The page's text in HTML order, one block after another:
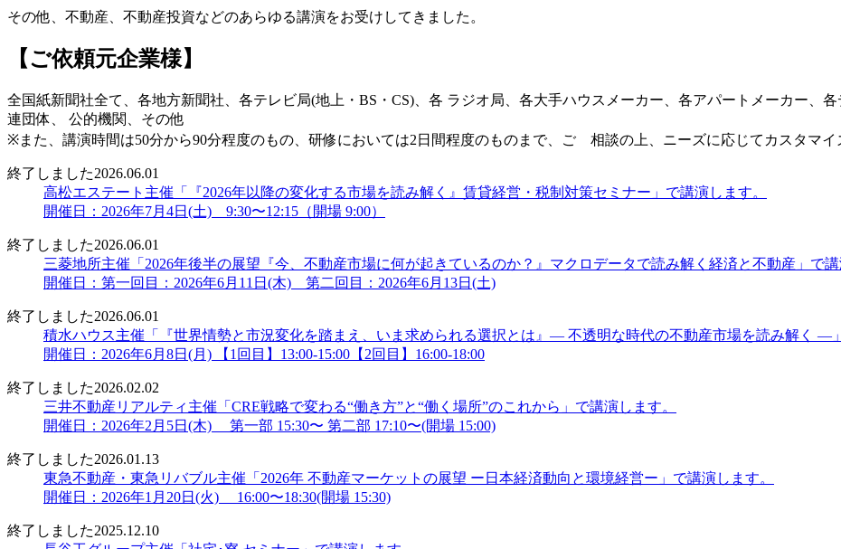
その他、不動産、不動産投資などのあらゆる講演をお受けしてきました。
【ご依頼元企業様】
全国紙新聞社全て、各地方新聞社、各テレビ局(地上・BS・CS)、各 ラジオ局、各大手ハウスメーカー、各アパートメーカー、
連団体、 公的機関、その他
※また、講演時間は50分から90分程度のもの、研修においては2日間程度のものまで、ご゙相談の上、ニーズに応じてカスタマイ
終了しました2026.06.01
高松エステート主催「『2026年以降の変化する市場を読み解く』賃貸経営・税制対策セミナー」で講演します。
開催日：2026年7月4日(土) 9:30〜12:15（開場 9:00）
終了しました2026.06.01
三菱地所主催「2026年後半の展望『今、不動産市場に何が起きているのか？』マクロデータで読み解く経済と不動産」で講
開催日：第一回目：2026年6月11日(木) 第二回目：2026年6月13日(土)
終了しました2026.06.01
積水ハウス主催「『世界情勢と市況変化を踏まえ、いま求められる選択とは』― 不透明な時代の不動産市場を読み解く ―
開催日：2026年6月8日(月) 【1回目】13:00-15:00【2回目】16:00-18:00
終了しました2026.02.02
三井不動産リアルティ主催「CRE戦略で変わる“働き方”と“働く場所”のこれから」で講演します。
開催日：2026年2月5日(木) 第一部 15:30〜 第二部 17:10〜(開場 15:00)
終了しました2026.01.13
東急不動産・東急リバブル主催「2026年 不動産マーケットの展望 ー日本経済動向と環境経営ー」で講演します。
開催日：2026年1月20日(火) 16:00〜18:30(開場 15:30)
終了しました2025.12.10